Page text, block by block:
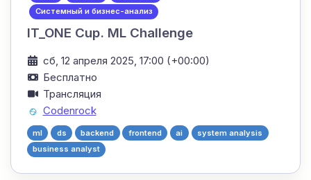
Системный и бизнес-анализ
IT_ONE Cup. ML Challenge
сб, 12 апреля 2025, 17:00 (+00:00)
Бесплатно
Трансляция
Codenrock
ml ds backend frontend ai
system analysis
business analyst